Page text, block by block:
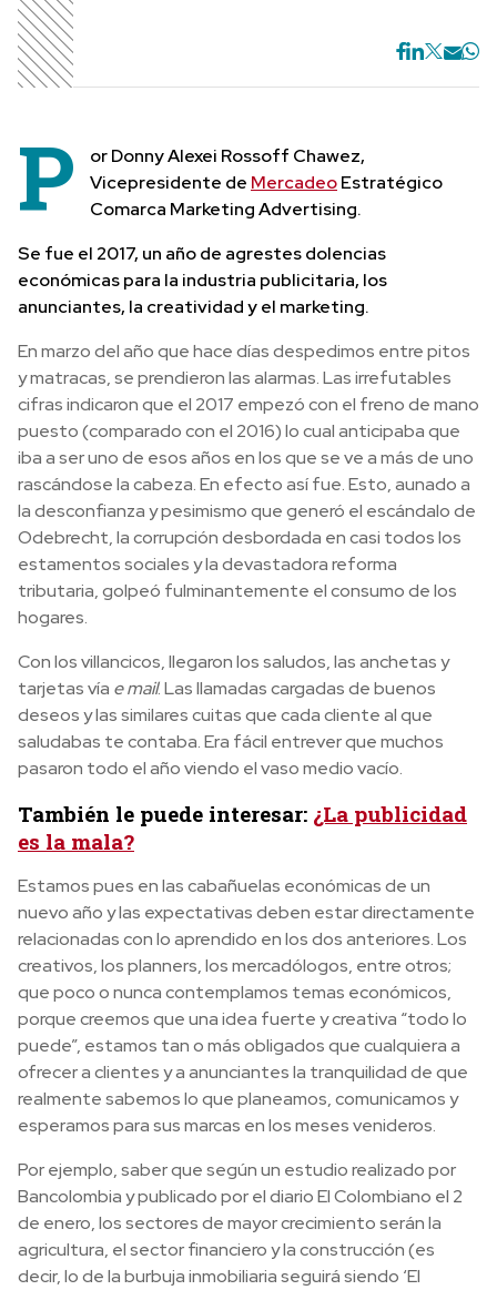
P orDonny Alexei Rossoff Chawez,
Vicepresidente de MercadeoEstratégico
Comarca Marketing Advertising.
Se fue el 2017, un año de agrestes dolencias
económicas para la industria publicitaria, los
anunciantes, la creatividad y el marketing.
En marzo del año que hace días despedimos entre pitos
y matracas, se prendieron las alarmas. Las irrefutables
cifras indicaron que el 2017 empezó con el freno de mano
puesto (comparado con el 2016) lo cual anticipaba que
iba a ser uno de esos años en los que se ve a más de uno
rascándose la cabeza. En efecto así fue. Esto, aunado a
la desconfianza y pesimismo que generó el escándalo de
Odebrecht, la corrupción desbordada en casi todos los
estamentos sociales y la devastadora reforma
tributaria, golpeó fulminantemente el consumo de los
hogares.
Con los villancicos, llegaron los saludos, las anchetas y
tarjetas vía e mail. Las llamadas cargadas de buenos
deseos y las similares cuitas que cada cliente al que
saludabas te contaba. Era fácil entrever que muchos
pasaron todo el año viendo el vaso medio vacío.
También le puede interesar: ¿La publicidad
es la mala?
Estamos pues en las cabañuelas económicas de un
nuevo año y las expectativas deben estar directamente
relacionadas con lo aprendido en los dos anteriores. Los
creativos, los planners, los mercadólogos, entre otros;
que poco o nunca contemplamos temas económicos,
porque creemos que una idea fuerte y creativa “todo lo
puede”, estamos tan o más obligados que cualquiera a
ofrecer a clientes y a anunciantes la tranquilidad de que
realmente sabemos lo que planeamos, comunicamos y
esperamos para sus marcas en los meses venideros.
Por ejemplo, saber que según un estudio realizado por
Bancolombia y publicado por el diario El Colombiano el 2
de enero, los sectores de mayor crecimiento serán la
agricultura, el sector financiero y la construcción (es
decir, lo de la burbuja inmobiliaria seguirá siendo ‘El